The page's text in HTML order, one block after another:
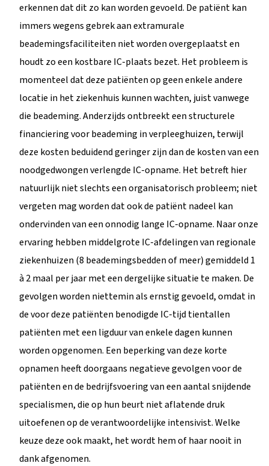
erkennen dat dit zo kan worden gevoeld. De patiënt kan
immers wegens gebrek aan extramurale
beademingsfaciliteiten niet worden overgeplaatst en
houdt zo een kostbare IC-plaats bezet. Het probleem is
momenteel dat deze patiënten op geen enkele andere
locatie in het ziekenhuis kunnen wachten, juist vanwege
die beademing. Anderzijds ontbreekt een structurele
financiering voor beademing in verpleeghuizen, terwijl
deze kosten beduidend geringer zijn dan de kosten van een
noodgedwongen verlengde IC-opname. Het betreft hier
natuurlijk niet slechts een organisatorisch probleem; niet
vergeten mag worden dat ook de patiënt nadeel kan
ondervinden van een onnodig lange IC-opname. Naar onze
ervaring hebben middelgrote IC-afdelingen van regionale
ziekenhuizen (8 beademingsbedden of meer) gemiddeld 1
à 2 maal per jaar met een dergelijke situatie te maken. De
gevolgen worden niettemin als ernstig gevoeld, omdat in
de voor deze patiënten benodigde IC-tijd tientallen
patiënten met een ligduur van enkele dagen kunnen
worden opgenomen. Een beperking van deze korte
opnamen heeft doorgaans negatieve gevolgen voor de
patiënten en de bedrijfsvoering van een aantal snijdende
specialismen, die op hun beurt niet aflatende druk
uitoefenen op de verantwoordelijke intensivist. Welke
keuze deze ook maakt, het wordt hem of haar nooit in
dank afgenomen.